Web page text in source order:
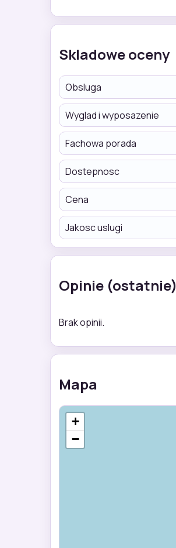
Skladowe oceny
Obsluga
Wyglad i wyposazenie
Fachowa porada
Dostepnosc
Cena
Jakosc uslugi
Opinie (ostatnie)
Brak opinii.
Mapa
+
−